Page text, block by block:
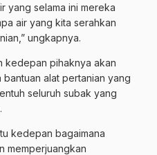
yang selama ini mereka
air yang kita serahkan
ungkapnya.
kedepan pihaknya akan
alat pertanian yang
seluruh subak yang
kedepan bagaimana
memperjuangkan